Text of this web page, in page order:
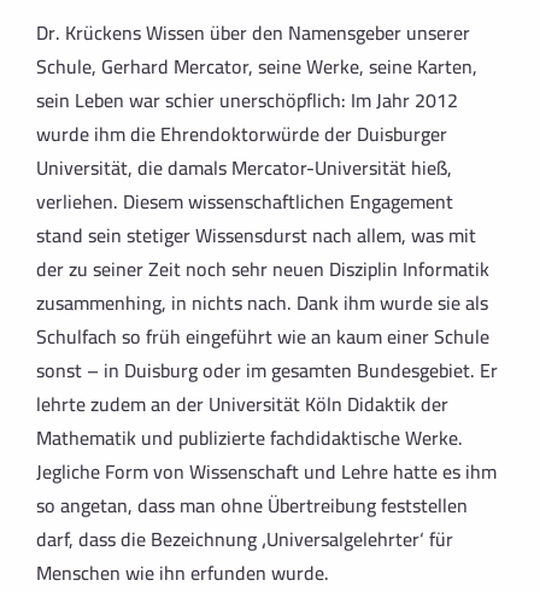
Dr. Krückens Wissen über den Namensgeber unserer
Schule, Gerhard Mercator, seine Werke, seine Karten,
sein Leben war schier unerschöpflich: Im Jahr 2012
wurde ihm die Ehrendoktorwürde der Duisburger
Universität, die damals Mercator-Universität hieß,
verliehen. Diesem wissenschaftlichen Engagement
stand sein stetiger Wissensdurst nach allem, was mit
der zu seiner Zeit noch sehr neuen Disziplin Informatik
zusammenhing, in nichts nach. Dank ihm wurde sie als
Schulfach so früh eingeführt wie an kaum einer Schule
sonst – in Duisburg oder im gesamten Bundesgebiet. Er
lehrte zudem an der Universität Köln Didaktik der
Mathematik und publizierte fachdidaktische Werke.
Jegliche Form von Wissenschaft und Lehre hatte es ihm
so angetan, dass man ohne Übertreibung feststellen
darf, dass die Bezeichnung ‚Universalgelehrter‘ für
Menschen wie ihn erfunden wurde.